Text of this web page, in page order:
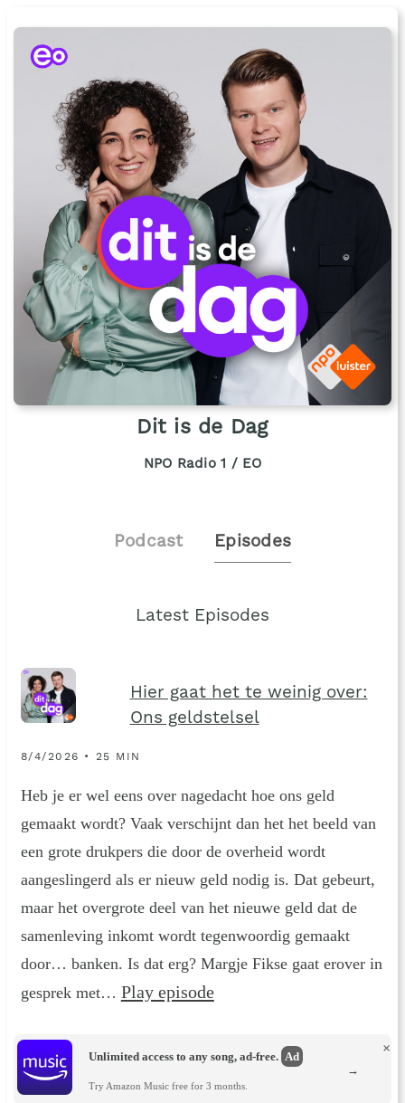
Dit is de Dag
NPO Radio 1 / EO
Podcast Episodes
Latest Episodes
Hier gaat het te weinig over:
Ons geldstelsel
8/4/2026 • 25 MIN
Heb je er wel eens over nagedacht hoe ons geld
gemaakt wordt? Vaak verschijnt dan het het beeld van
een grote drukpers die door de overheid wordt
aangeslingerd als er nieuw geld nodig is. Dat gebeurt,
maar het overgrote deel van het nieuwe geld dat de
samenleving inkomt wordt tegenwoordig gemaakt
door… banken. Is dat erg? Margje Fikse gaat erover in
gesprek met… Play episode
Unlimited access to any song, ad-free. Ad
Try Amazon Music free for 3 months.
×
→